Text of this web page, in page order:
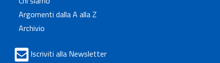
Argomenti dalla A alla Z
Archivio
Iscriviti alla Newsletter